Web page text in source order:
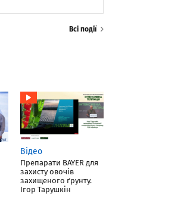
Всі події
Відео
Препарати BAYER для
захисту овочів
захищеного ґрунту.
Ігор Тарушкін